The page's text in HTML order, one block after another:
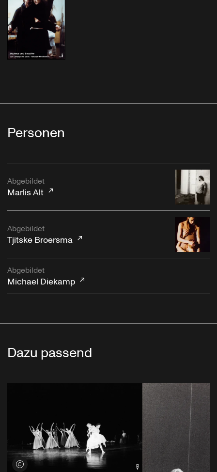
Personen
Abgebildet
Marlis Alt
Abgebildet
Tjitske Broersma
Abgebildet
Michael Diekamp
Dazu passend
Credits öffnen